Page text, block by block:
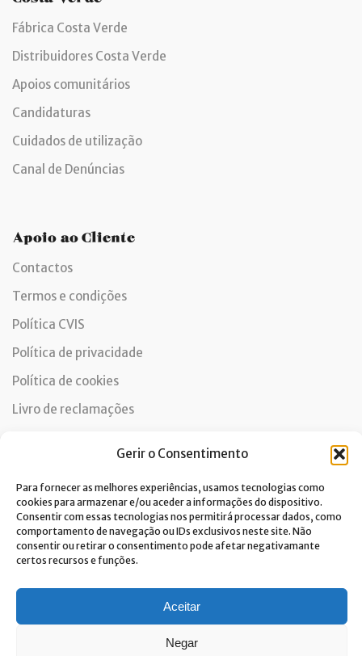
Gerir o Consentimento
Para fornecer as melhores experiências, usamos tecnologias como
cookies para armazenar e/ou aceder a informações do dispositivo.
Consentir com essas tecnologias nos permitirá processar dados, como
comportamento de navegação ou IDs exclusivos neste site. Não
consentir ou retirar o consentimento pode afetar negativamante
certos recursos e funções.
Aceitar
Negar
Fábrica Costa Verde
Distribuidores Costa Verde
Apoios comunitários
Candidaturas
Cuidados de utilização
Canal de Denúncias
Apoio ao Cliente
Contactos
Termos e condições
Política CVIS
Política de privacidade
Política de cookies
Livro de reclamações
Dou consentimento ao tratamento de dados e aceito a
tratarmos os seus dados pessoais, precisamos do seu consentimento.
Clique